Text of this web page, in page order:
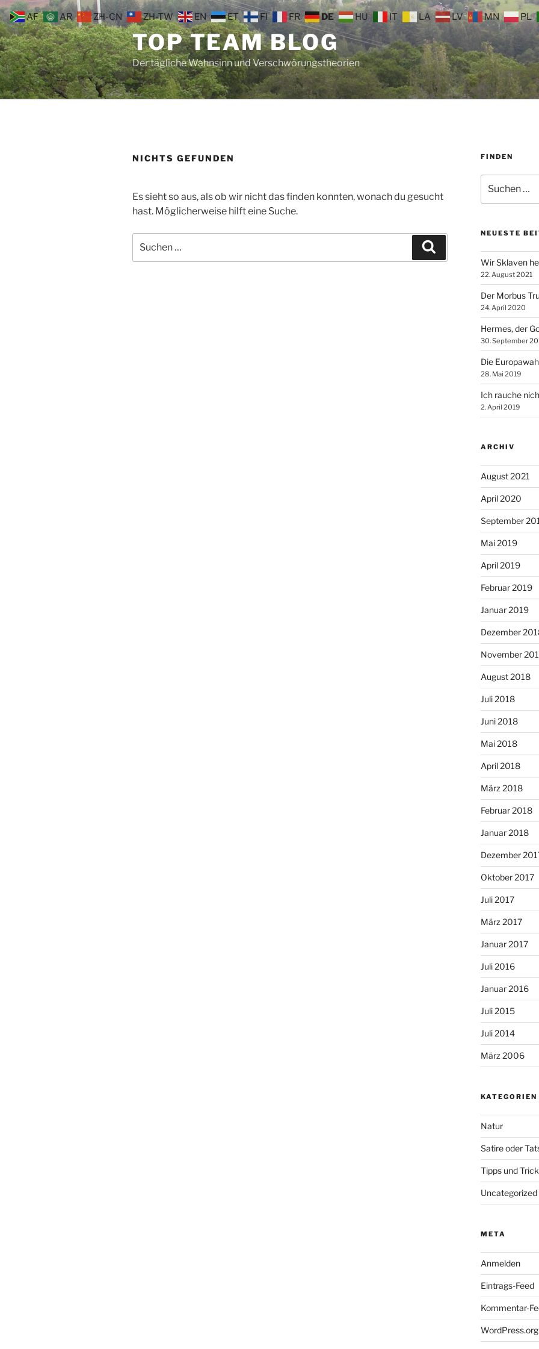
Zum
Inhalt
springen
TOP TEAM BLOG
Der tägliche Wahnsinn und Verschwörungstheorien
NICHTS GEFUNDEN
Es sieht so aus, als ob wir nicht das finden konnten, wonach du gesucht
hast. Möglicherweise hilft eine Suche.
nach:
FINDEN
nach:
NEUESTE
Wir Sklaven
22. August 2021
Der Morbus
24. April 2020
Hermes, der
30. September
Die
28. Mai 2019
Ich rauche
2. April 2019
ARCHIV
August 2021
April 2020
September
Mai 2019
April 2019
Februar 2019
Januar 2019
Dezember
November
August 2018
Juli 2018
Juni 2018
Mai 2018
April 2018
März 2018
Februar 2018
Januar 2018
Dezember
Oktober 2017
Juli 2017
März 2017
Januar 2017
Juli 2016
Januar 2016
Juli 2015
Juli 2014
März 2006
KATEGORIEN
Natur
Satire oder
Tipps und
Uncategorized
META
Anmelden
Eintrags-Feed
Kommentar-
WordPress.org
AF AR ZH-CN ZH-TW EN ET FI FR DE HU IT LA LV MN PL